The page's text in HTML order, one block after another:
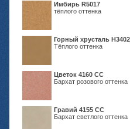
Имбирь R5017
тёплого оттенка
Горный хрусталь H3402
Тёплого оттенка
Цветок 4160 СС
Бархат розового оттенка
Гравий 4155 СС
Бархат светлого оттенка